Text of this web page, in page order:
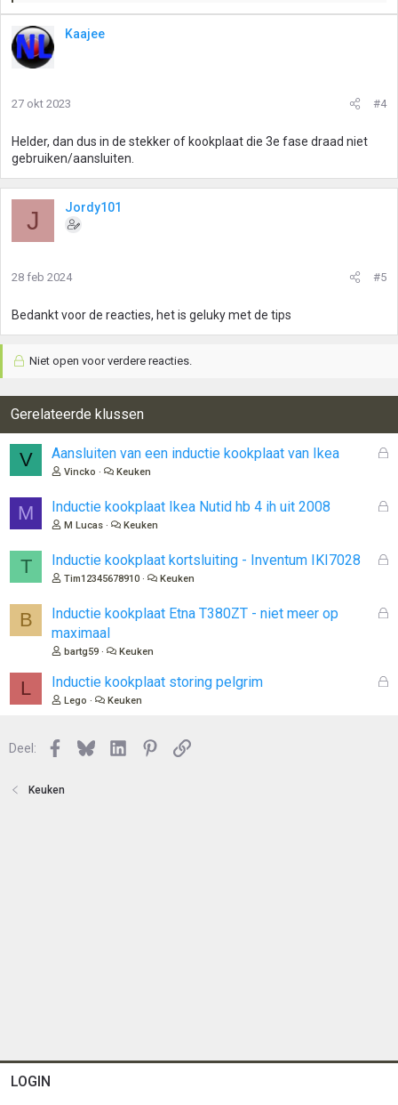
a
r
d
e
i
g
e
Kaajee
27 okt 2023 #4
Helder, dan dus in de stekker of kookplaat die 3e fase draad niet
gebruiken/aansluiten.
J Jordy101
28 feb 2024 #5
Bedankt voor de reacties, het is geluky met de tips
Niet open voor verdere reacties.
Gerelateerde klussen
V
G
n
Aansluiten van een inductie kookplaat van Ikea
Vincko Keuken
M
G
n
Inductie kookplaat Ikea Nutid hb 4 ih uit 2008
M Lucas Keuken
T
G
Inductie kookplaat kortsluiting - Inventum IKI7028
Tim12345678910 Keuken
B
G
o
Inductie kookplaat Etna T380ZT - niet meer op
maximaal
bartg59 Keuken
L
G
Inductie kookplaat storing pelgrim
Lego Keuken
Deel: Facebook
BlueskyLinkedInPinterest
Link
Keuken
LOGIN